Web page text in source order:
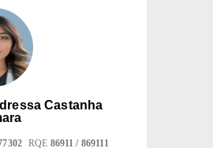
Castanha
RQE 86911 / 869111